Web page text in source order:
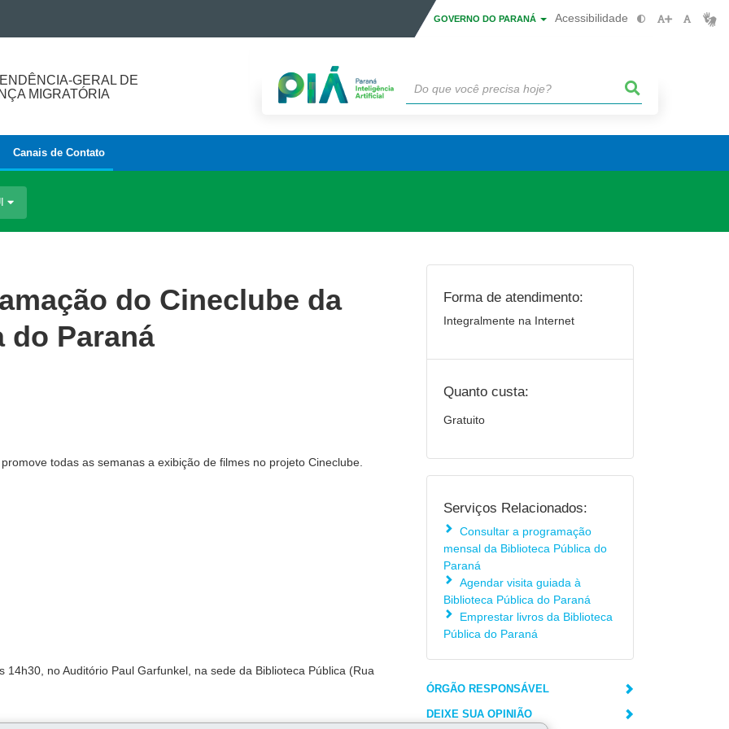
GOVERNO DO PARANÁ Acessibilidade
GERAL DE
MIGRATÓRIA
Canais de Contato
do Cineclube da
do Paraná
todas as semanas a exibição de filmes no projeto Cineclube.
no Auditório Paul Garfunkel, na sede da Biblioteca Pública (Rua
Forma de atendimento:
Integralmente na Internet
Quanto custa:
Gratuito
Serviços Relacionados:
Consultar a programação
mensal da Biblioteca Pública do
Paraná
Agendar visita guiada à
Biblioteca Pública do Paraná
Emprestar livros da Biblioteca
Pública do Paraná
ÓRGÃO RESPONSÁVEL
DEIXE SUA OPINIÃO